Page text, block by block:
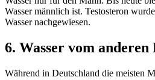
Wasser männlich ist. Testosteron
Wasser nachgewiesen.
6. Wasser vom
Während in Deutschland die meisten